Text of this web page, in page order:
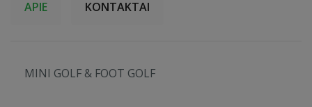
APIE KONTAKTAI
MINI GOLF & FOOT GOLF